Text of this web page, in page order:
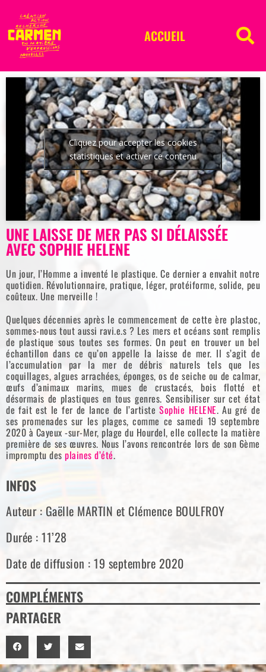
ACCUEIL
Cliquez pour accepter les cookies
statistiques et activer ce contenu
UNE LAISSE DE MER PAS SI DÉLAISSÉE
AVEC SOPHIE HELENE
Un jour, l’Homme a inventé le plastique. Ce dernier a envahit notre
quotidien. Révolutionnaire, pratique, léger, protéiforme, solide, peu
coûteux. Une merveille !
Quelques décennies après le commencement de cette ère plastoc,
sommes-nous tout aussi ravi.e.s ? Les mers et océans sont remplis
de plastique sous toutes ses formes. On peut en trouver un bel
échantillon dans ce qu’on appelle la laisse de mer. Il s’agit de
l’accumulation par la mer de débris naturels tels que les
coquillages, algues arrachées, éponges, os de seiche ou de calmar,
œufs d’animaux marins, mues de crustacés, bois flotté et
désormais de plastiques en tous genres. Sensibiliser sur cet état
de fait est le fer de lance de l’artisteSophie HELENE. Au gré de
ses promenades sur les plages, comme ce samedi 19 septembre
2020 à Cayeux -sur-Mer, plage du Hourdel, elle collecte la matière
première de ses œuvres. Nous l’avons rencontrée lors de son 6ème
impromptu des plaines d’été.
INFOS
Auteur : Gaëlle MARTIN et Clémence BOULFROY
Durée : 11’28
Date de diffusion : 19 septembre 2020
COMPLÉMENTS
PARTAGER